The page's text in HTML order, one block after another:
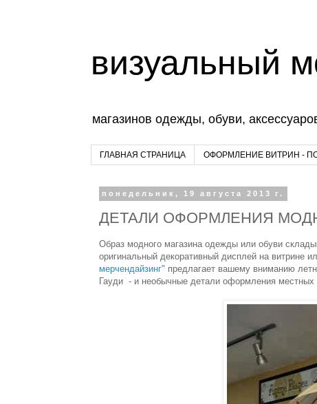
визуальный
магазинов одежды, обуви,
ГЛАВНАЯ СТРАНИЦА ОФОРМЛЕНИЕ ВИТРИН -
понедельник, 19 августа 2013 г.
ДЕТАЛИ ОФОРМЛЕНИЯ
Образ модного магазина одежды или обуви
оригинальный декоративный дисплей на витрине
мерчендайзинг" предлагает вашему вниманию
Гауди - и необычные детали оформления местных